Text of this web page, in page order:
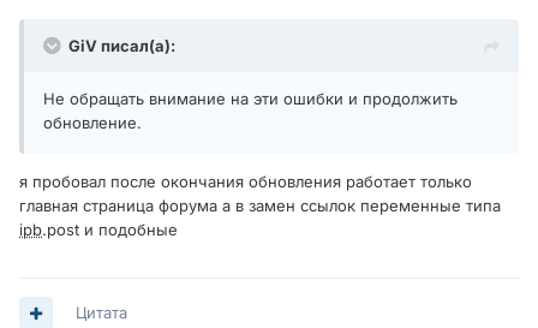
GiV писал(а):
Не обращать внимание на эти ошибки и продолжить
обновление.
я пробовал после окончания обновления работает только
главная страница форума а в замен ссылок переменные типа
ipb.post и подобные
Цитата